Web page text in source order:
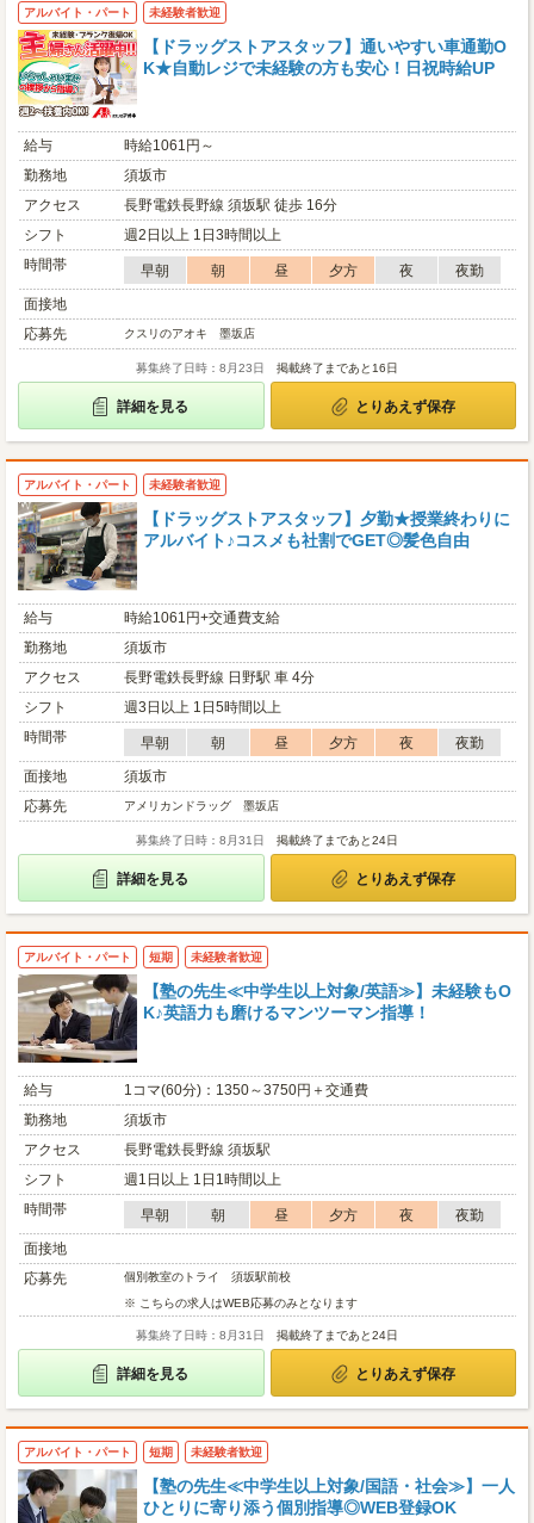
アルバイト・パート 未経験者歓迎
【ドラッグストアスタッフ】通いやすい車通勤O
K★自動レジで未経験の方も安心！日祝時給UP
給与
時給1061円～
勤務地
須坂市
アクセス
長野電鉄長野線 須坂駅 徒歩 16分
シフト
週2日以上 1日3時間以上
時間帯
早朝 朝 昼 夕方 夜
夜勤
面接地
応募先
クスリのアオキ 墨坂店
募集終了日時：8月23日 掲載終了まであと16日
詳細を見る とりあえず保存
アルバイト・パート 未経験者歓迎
【ドラッグストアスタッフ】夕勤★授業終わりに
アルバイト♪コスメも社割でGET◎髪色自由
給与
時給1061円+交通費支給
勤務地
須坂市
アクセス
長野電鉄長野線 日野駅 車 4分
シフト
週3日以上 1日5時間以上
時間帯
早朝 朝 昼 夕方 夜
夜勤
面接地
須坂市
応募先
アメリカンドラッグ 墨坂店
募集終了日時：8月31日 掲載終了まであと24日
詳細を見る とりあえず保存
アルバイト・パート 短期 未経験者歓迎
【塾の先生≪中学生以上対象/英語≫】未経験もO
K♪英語力も磨けるマンツーマン指導！
給与
1コマ(60分)：1350～3750円＋交通費
勤務地
須坂市
アクセス
長野電鉄長野線 須坂駅
シフト
週1日以上 1日1時間以上
時間帯
早朝 朝 昼 夕方 夜
夜勤
面接地
応募先
個別教室のトライ 須坂駅前校
※ こちらの求人はWEB応募のみとなります
募集終了日時：8月31日 掲載終了まであと24日
詳細を見る とりあえず保存
アルバイト・パート 短期 未経験者歓迎
【塾の先生≪中学生以上対象/国語・社会≫】一人
ひとりに寄り添う個別指導◎WEB登録OK